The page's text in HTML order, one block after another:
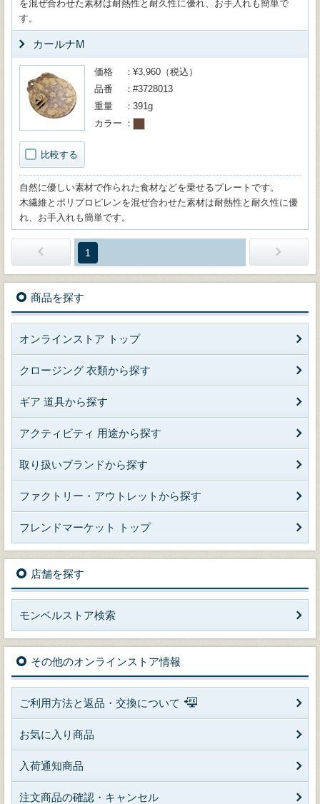
を混ぜ合わせた素材は耐熱性と耐久性に優れ、お手入れも簡単で
す。
カールナM
比較する
価格
¥3,960（税込）
品番
#3728013
重量
391g
カラー
自然に優しい素材で作られた食材などを乗せるプレートです。
木繊維とポリプロピレンを混ぜ合わせた素材は耐熱性と耐久性に優
れ、お手入れも簡単です。
1
商品を探す
オンラインストア トップ
クロージング 衣類から探す
ギア 道具から探す
アクティビティ 用途から探す
取り扱いブランドから探す
ファクトリー・アウトレットから探す
フレンドマーケット トップ
店舗を探す
モンベルストア検索
その他のオンラインストア情報
ご利用方法と返品・交換について
お気に入り商品
入荷通知商品
注文商品の確認・キャンセル